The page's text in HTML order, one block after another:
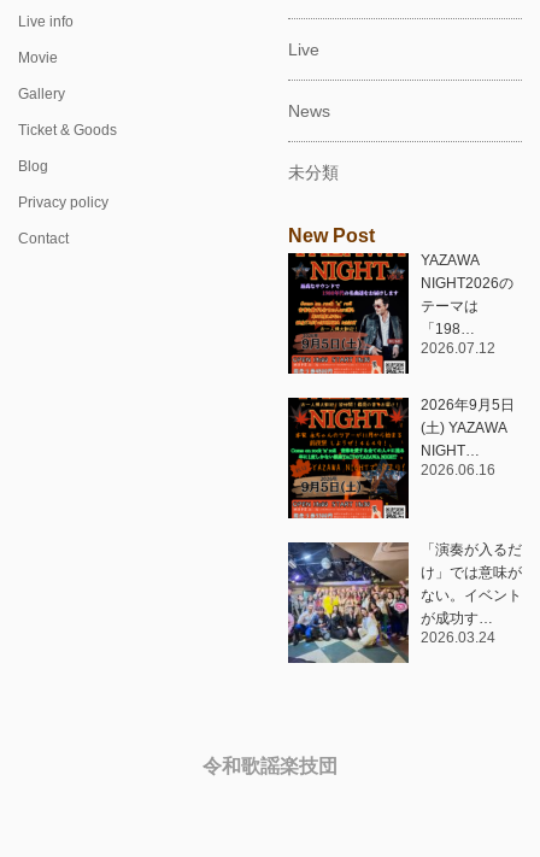
Live info
Movie
Gallery
Ticket & Goods
Blog
Privacy policy
Contact
Live
News
未分類
New Post
YAZAWA
NIGHT2026の
テーマは
「198…
2026.07.12
2026年9月5日
(土) YAZAWA
NIGHT…
2026.06.16
「演奏が入るだ
け」では意味が
ない。イベント
が成功す…
2026.03.24
令和歌謡楽技団